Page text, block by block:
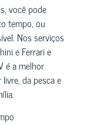
você pode
tempo, ou
Nos serviços
e Ferrari e
é a melhor
da pesca e